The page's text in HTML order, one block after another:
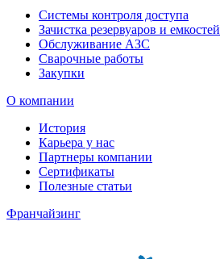
Системы контроля доступа
Зачистка резервуаров и емкостей
Обслуживание АЗС
Сварочные работы
Закупки
О компании
История
Карьера у нас
Партнеры компании
Сертификаты
Полезные статьи
Франчайзинг